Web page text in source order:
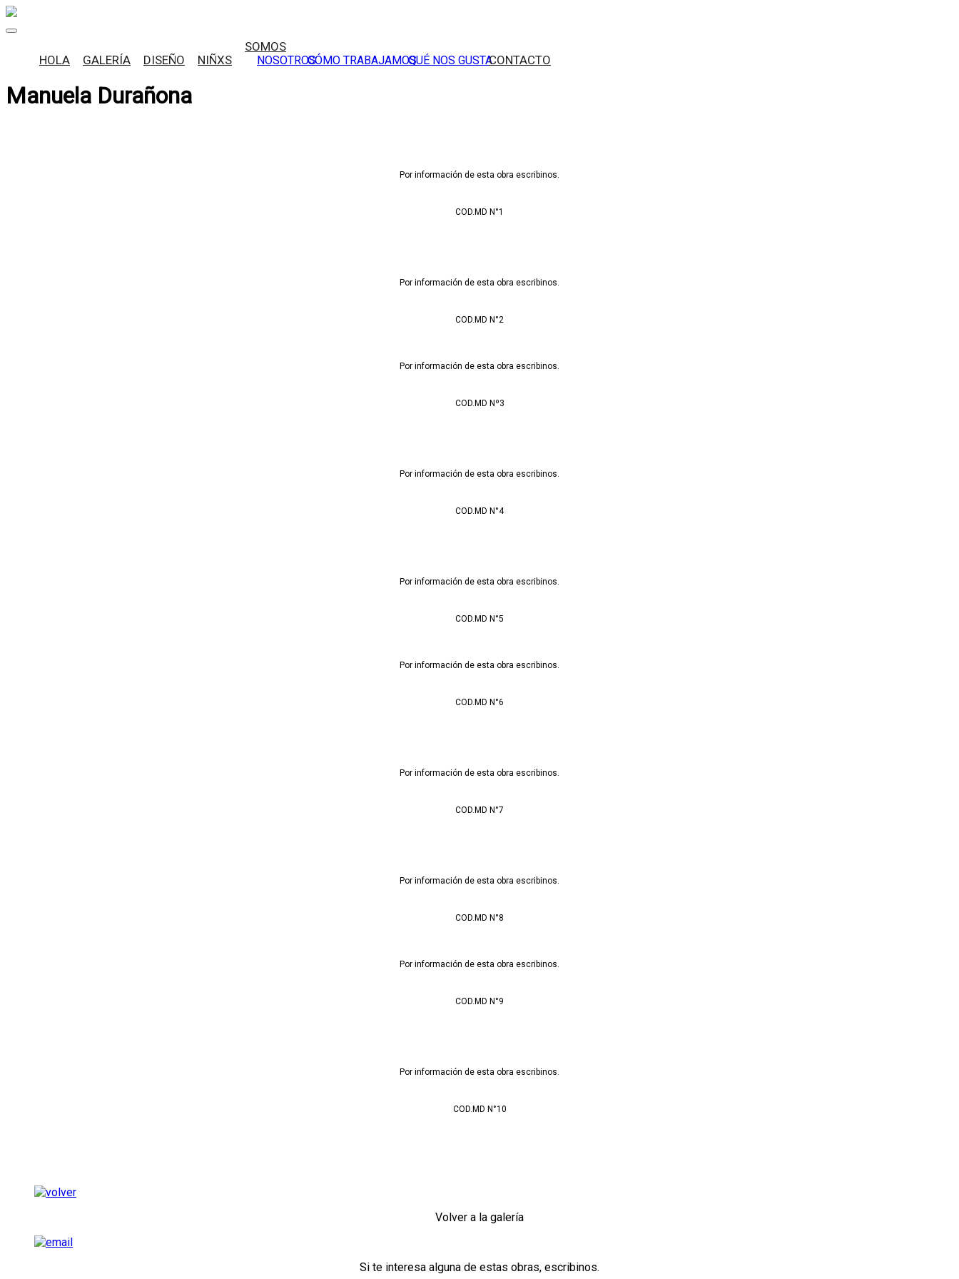
Skip
to
HOLA GALERÍA DISEÑO NIÑXS
SOMOS
NOSOTROSCÓMO TRABAJAMOSQUÉ NOS GUSTACONTACTO
Manuela Durañona
Por información de esta obra escribinos.
COD.MD N°1
Por información de esta obra escribinos.
COD.MD N°2
Por información de esta obra escribinos.
COD.MD Nº3
Por información de esta obra escribinos.
COD.MD N°4
Por información de esta obra escribinos.
COD.MD N°5
Por información de esta obra escribinos.
COD.MD N°6
Por información de esta obra escribinos.
COD.MD N°7
Por información de esta obra escribinos.
COD.MD N°8
Por información de esta obra escribinos.
COD.MD N°9
Por información de esta obra escribinos.
COD.MD N°10
Volver a la galería
Si te interesa alguna de estas obras, escribinos.